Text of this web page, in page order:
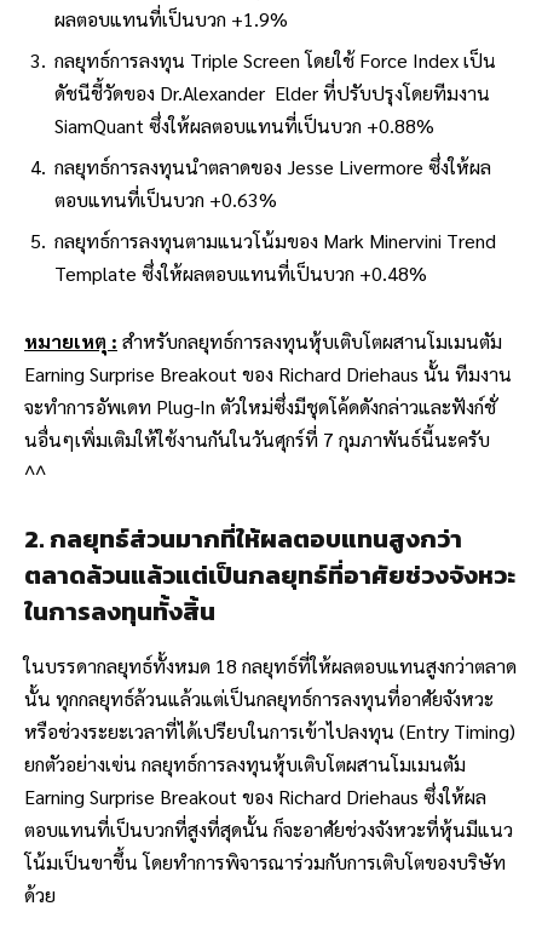
ผลตอบแทนที่เป็นบวก +1.9%
กลยุทธ์การลงทุน Triple Screen โดยใช้ Force Index เป็น
ดัชนีชี้วัดของ Dr.Alexander Elder ที่ปรับปรุงโดยทีมงาน
SiamQuant ซึ่งให้ผลตอบแทนที่เป็นบวก +0.88%
กลยุทธ์การลงทุนนำตลาดของ Jesse Livermore ซึ่งให้ผล
ตอบแทนที่เป็นบวก +0.63%
กลยุทธ์การลงทุนตามแนวโน้มของ Mark Minervini Trend
Template ซึ่งให้ผลตอบแทนที่เป็นบวก +0.48%
หมายเหตุ : สำหรับกลยุทธ์การลงทุนหุ้บเติบโตผสานโมเมนตัม
Earning Surprise Breakout ของ Richard Driehaus นั้น ทีมงาน
จะทำการอัพเดท Plug-In ตัวใหม่ซึ่งมีชุดโค้ดดังกล่าวและฟังก์ชั่
นอื่นๆเพิ่มเติมให้ใช้งานกันในวันศุกร์ที่ 7 กุมภาพันธ์นี้นะครับ
^^
2. กลยุทธ์ส่วนมากที่ให้ผลตอบแทนสูงกว่า
ตลาดล้วนแล้วแต่เป็นกลยุทธ์ที่อาศัยช่วงจังหวะ
ในการลงทุนทั้งสิ้น
ในบรรดากลยุทธ์ทั้งหมด 18 กลยุทธ์ที่ให้ผลตอบแทนสูงกว่าตลาด
นั้น ทุกกลยุทธ์ล้วนแล้วแต่เป็นกลยุทธ์การลงทุนที่อาศัยจังหวะ
หรือช่วงระยะเวลาที่ได้เปรียบในการเข้าไปลงทุน (Entry Timing)
ยกตัวอย่างเฃ่น กลยุทธ์การลงทุนหุ้บเติบโตผสานโมเมนตัม
Earning Surprise Breakout ของ Richard Driehaus ซึ่งให้ผล
ตอบแทนที่เป็นบวกที่สูงที่สุดนั้น ก็จะอาศัยช่วงจังหวะที่หุ้นมีแนว
โน้มเป็นขาขึ้น โดยทำการพิจารณาร่วมกับการเติบโตของบริษัท
ด้วย